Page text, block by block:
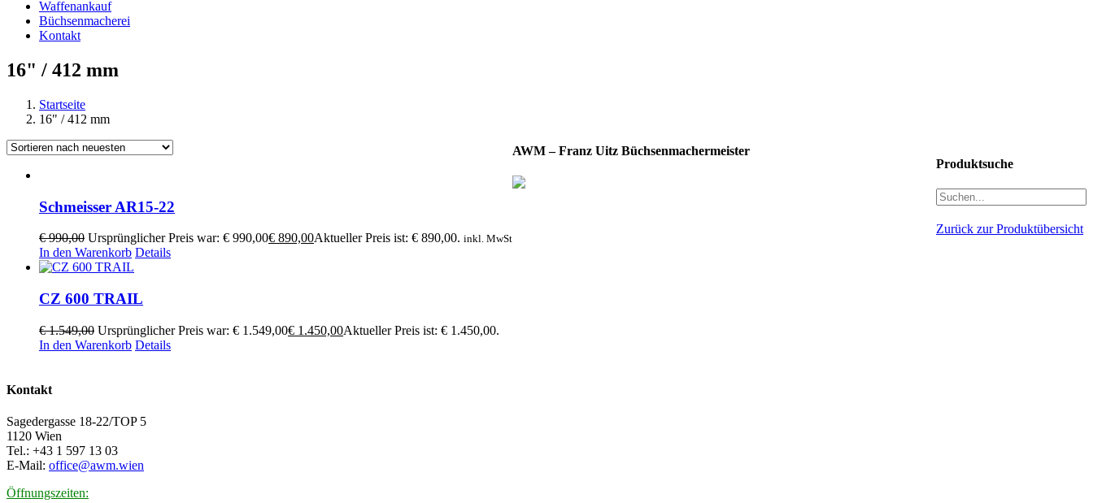
Waffenankauf
Büchsenmacherei
Kontakt
16" / 412 mm
Startseite
16" / 412 mm
Schmeisser AR15-22
€990,00 Ursprünglicher Preis war: € 990,00€ 890,00Aktueller Preis ist: € 890,00. inkl. MwSt
In den Warenkorb Details
CZ 600 TRAIL
€1.549,00 Ursprünglicher Preis war: € 1.549,00€ 1.450,00Aktueller Preis ist: € 1.450,00.
In den Warenkorb Details
Produktsuche
Zurück zur Produktübersicht
AWM – Franz Uitz Büchsenmachermeister
Kontakt
Sagedergasse 18-22/TOP 5
1120 Wien
Tel.: +43 1 597 13 03
E-Mail: office@awm.wien
Öffnungszeiten: